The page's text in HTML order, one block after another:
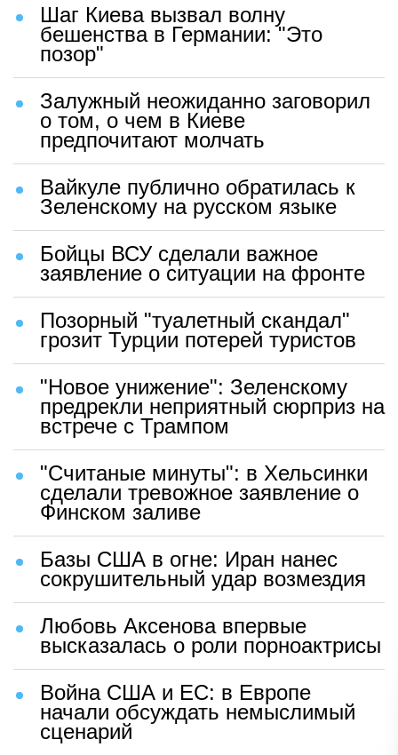
Шаг Киева вызвал волну
бешенства в Германии: "Это
позор"
Залужный неожиданно заговорил
о том, о чем в Киеве
предпочитают молчать
Вайкуле публично обратилась к
Зеленскому на русском языке
Бойцы ВСУ сделали важное
заявление о ситуации на фронте
Позорный "туалетный скандал"
грозит Турции потерей туристов
"Новое унижение": Зеленскому
предрекли неприятный сюрприз на
встрече с Трампом
"Считаные минуты": в Хельсинки
сделали тревожное заявление о
Финском заливе
Базы США в огне: Иран нанес
сокрушительный удар возмездия
Любовь Аксенова впервые
высказалась о роли порноактрисы
Война США и ЕС: в Европе
начали обсуждать немыслимый
сценарий